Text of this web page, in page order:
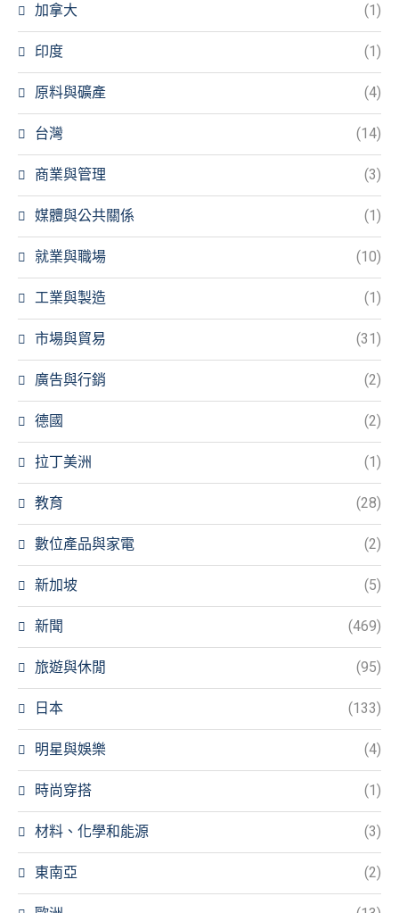
加拿大 (1)
印度 (1)
原料與礦產 (4)
台灣 (14)
商業與管理 (3)
媒體與公共關係 (1)
就業與職場 (10)
工業與製造 (1)
市場與貿易 (31)
廣告與行銷 (2)
德國 (2)
拉丁美洲 (1)
教育 (28)
數位產品與家電 (2)
新加坡 (5)
新聞 (469)
旅遊與休閒 (95)
日本 (133)
明星與娛樂 (4)
時尚穿搭 (1)
材料、化學和能源 (3)
東南亞 (2)